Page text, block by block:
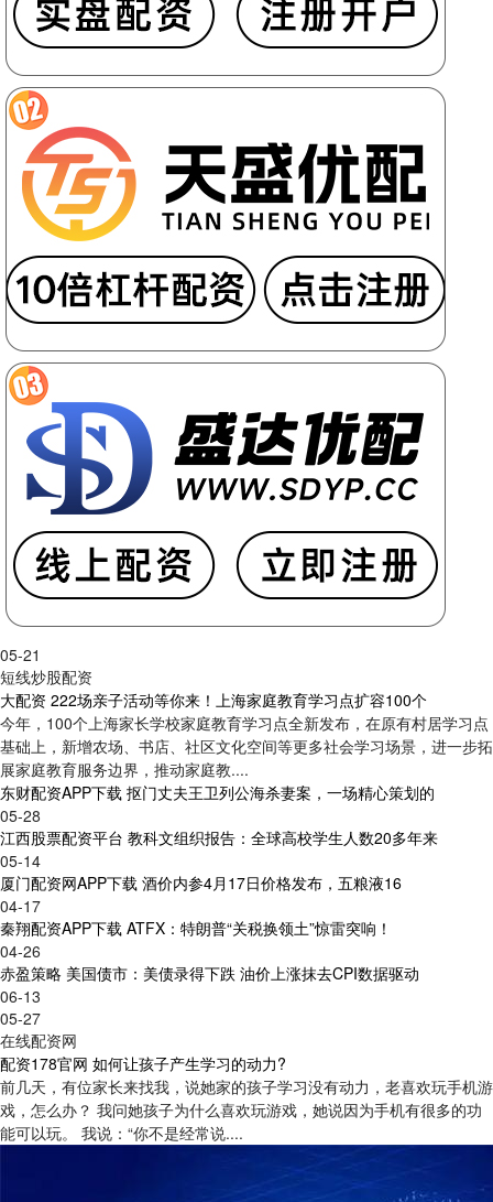
05-21
短线炒股配资
大配资 222场亲子活动等你来！上海家庭教育学习点扩容100个
今年，100个上海家长学校家庭教育学习点全新发布，在原有村居学习点
基础上，新增农场、书店、社区文化空间等更多社会学习场景，进一步拓
展家庭教育服务边界，推动家庭教....
东财配资APP下载 抠门丈夫王卫列公海杀妻案，一场精心策划的
05-28
江西股票配资平台 教科文组织报告：全球高校学生人数20多年来
05-14
厦门配资网APP下载 酒价内参4月17日价格发布，五粮液16
04-17
秦翔配资APP下载 ATFX：特朗普“关税换领土”惊雷突响！
04-26
赤盈策略 美国债市：美债录得下跌 油价上涨抹去CPI数据驱动
06-13
05-27
在线配资网
配资178官网 如何让孩子产生学习的动力?
前几天，有位家长来找我，说她家的孩子学习没有动力，老喜欢玩手机游
戏，怎么办？ 我问她孩子为什么喜欢玩游戏，她说因为手机有很多的功
能可以玩。 我说：“你不是经常说....